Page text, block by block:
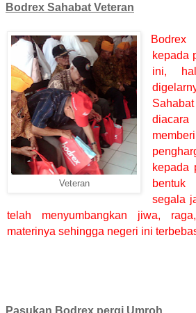
Bodrex Sahabat Veteran
Veteran
kepada
ini,
kepada
bentuk
segala
telah menyumbangkan jiwa,
materinya sehingga negeri ini
Pasukan Bodrex pergi Umroh